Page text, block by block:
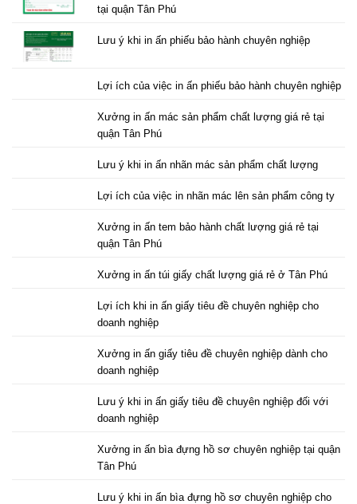
tại quận Tân Phú
Lưu ý khi in ấn phiếu bảo hành chuyên nghiệp
Lợi ích của việc in ấn phiếu bảo hành chuyên nghiệp
Xưởng in ấn mác sản phẩm chất lượng giá rẻ tại
quận Tân Phú
Lưu ý khi in ấn nhãn mác sản phẩm chất lượng
Lợi ích của việc in nhãn mác lên sản phẩm công ty
Xưởng in ấn tem bảo hành chất lượng giá rẻ tại
quận Tân Phú
Xưởng in ấn túi giấy chất lượng giá rẻ ở Tân Phú
Lợi ích khi in ấn giấy tiêu đề chuyên nghiệp cho
doanh nghiệp
Xưởng in ấn giấy tiêu đề chuyên nghiệp dành cho
doanh nghiệp
Lưu ý khi in ấn giấy tiêu đề chuyên nghiệp đối với
doanh nghiệp
Xưởng in ấn bìa đựng hồ sơ chuyên nghiệp tại quận
Tân Phú
Lưu ý khi in ấn bìa đựng hồ sơ chuyên nghiệp cho